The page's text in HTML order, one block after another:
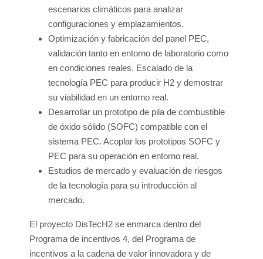
escenarios climáticos para analizar
configuraciones y emplazamientos.
Optimización y fabricación del panel PEC,
validación tanto en entorno de laboratorio como
en condiciones reales. Escalado de la
tecnología PEC para producir H2 y demostrar
su viabilidad en un entorno real.
Desarrollar un prototipo de pila de combustible
de óxido sólido (SOFC) compatible con el
sistema PEC. Acoplar los prototipos SOFC y
PEC para su operación en entorno real.
Estudios de mercado y evaluación de riesgos
de la tecnología para su introducción al
mercado.
El proyecto DisTecH2 se enmarca dentro del
Programa de incentivos 4, del Programa de
incentivos a la cadena de valor innovadora y de